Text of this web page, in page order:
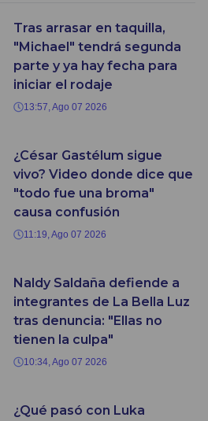
Tras arrasar en taquilla,
"Michael" tendrá segunda
parte y ya hay fecha para
iniciar el rodaje
13:57, Ago 07 2026
¿César Gastélum sigue
vivo? Video donde dice que
"todo fue una broma"
causa confusión
11:19, Ago 07 2026
Naldy Saldaña defiende a
integrantes de La Bella Luz
tras denuncia: "Ellas no
tienen la culpa"
10:34, Ago 07 2026
¿Qué pasó con Luka